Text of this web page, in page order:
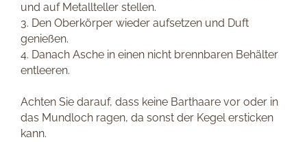
und auf Metallteller stellen.
3. Den Oberkörper wieder aufsetzen und Duft
genießen.
4. Danach Asche in einen nicht brennbaren Behälter
entleeren.
Achten Sie darauf, dass keine Barthaare vor oder in
das Mundloch ragen, da sonst der Kegel ersticken
kann.